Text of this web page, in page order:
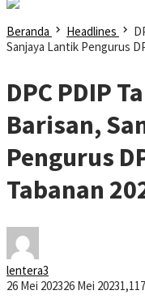
Beranda Headlines
Sanjaya Lantik Pengurus
DPC PDIP
Barisan,
Pengurus
Tabanan
lentera3
26 Mei 202326 Mei 2023